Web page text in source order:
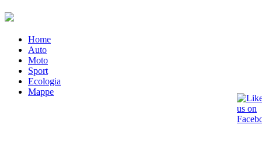
Home
Auto
Moto
Sport
Ecologia
Mappe